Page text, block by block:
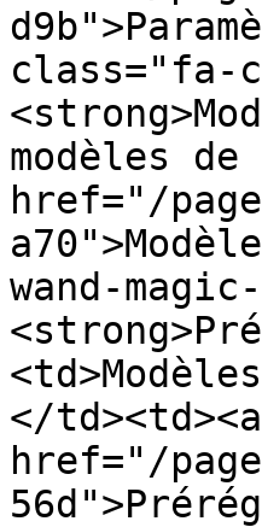
class="fa-
modèles
href="/
wand-
</td><td><a
href="/